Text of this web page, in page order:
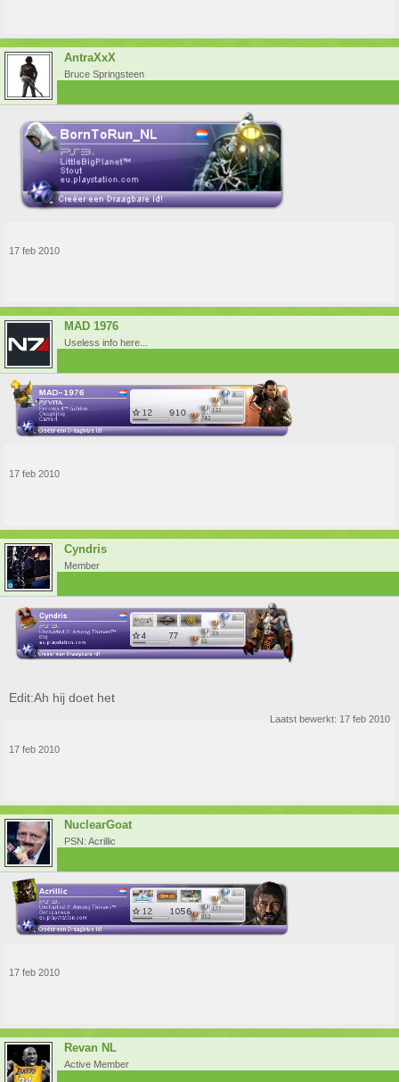
AntraXxX
Bruce Springsteen
17 feb 2010
MAD 1976
Useless info here...
17 feb 2010
Cyndris
Member
Edit:Ah hij doet het
Laatst bewerkt: 17 feb 2010
17 feb 2010
NuclearGoat
PSN: Acrillic
17 feb 2010
Revan NL
Active Member